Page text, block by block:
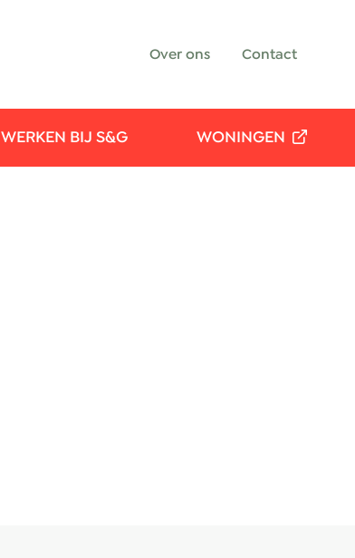
Over ons Contact
WERKEN BIJ S&G WONINGEN